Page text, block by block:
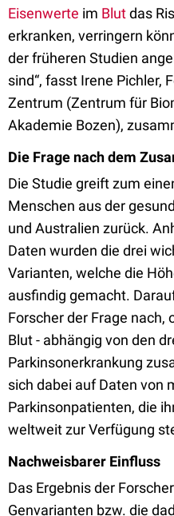
Eisenwerte im Blutdas
erkranken, verringern
der früheren Studien
sind“, fasst Irene Pichler,
Zentrum (Zentrum für
Akademie Bozen),
Die Frage nach dem
Die Studie greift zum
Menschen aus der
und Australien zurück.
Daten wurden die drei
Varianten, welche die
ausfindig gemacht.
Forscher der Frage nach,
Blut - abhängig von den
Parkinsonerkrankung
sich dabei auf Daten von
Parkinsonpatienten, die
weltweit zur Verfügung
Nachweisbarer Einfluss
Das Ergebnis der
Genvarianten bzw. die